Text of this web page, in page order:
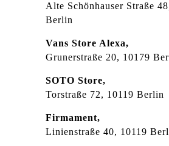
Alte Schönhauser Straße
Berlin
Vans Store Alexa,
Grunerstraße 20, 10179
SOTO Store,
Torstraße 72, 10119 Berlin
Firmament,
Linienstraße 40, 10119